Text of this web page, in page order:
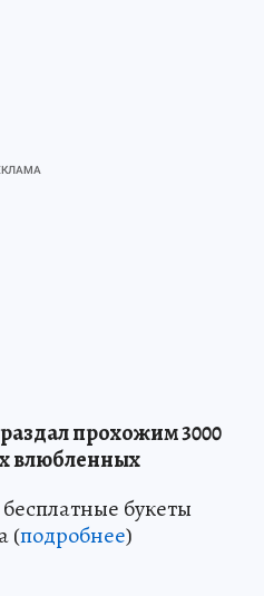
прохожим 3000
влюбленных
букеты
(подробнее)